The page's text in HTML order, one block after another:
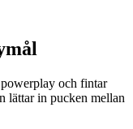
och fintar
lättar in pucken mellan